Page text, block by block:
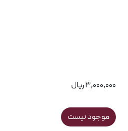
3,000,000 ریال
موجود نیست